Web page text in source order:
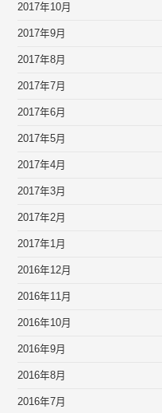
2017年10月
2017年9月
2017年8月
2017年7月
2017年6月
2017年5月
2017年4月
2017年3月
2017年2月
2017年1月
2016年12月
2016年11月
2016年10月
2016年9月
2016年8月
2016年7月